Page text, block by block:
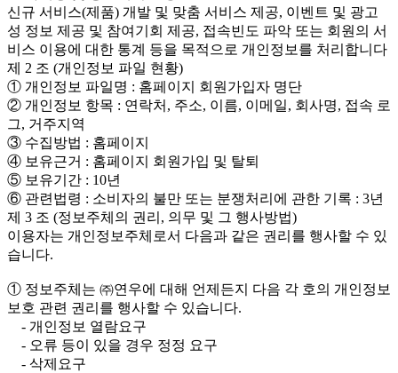
신규 서비스(제품) 개발 및 맞춤 서비스 제공, 이벤트 및 광고
성 정보 제공 및 참여기회 제공, 접속빈도 파악 또는 회원의 서
비스 이용에 대한 통계 등을 목적으로 개인정보를 처리합니다
제 2 조 (개인정보 파일 현황)
① 개인정보 파일명 : 홈페이지 회원가입자 명단
② 개인정보 항목 : 연락처, 주소, 이름, 이메일, 회사명, 접속 로
그, 거주지역
③ 수집방법 : 홈페이지
④ 보유근거 : 홈페이지 회원가입 및 탈퇴
⑤ 보유기간 : 10년
⑥ 관련법령 : 소비자의 불만 또는 분쟁처리에 관한 기록 : 3년
제 3 조 (정보주체의 권리, 의무 및 그 행사방법)
이용자는 개인정보주체로서 다음과 같은 권리를 행사할 수 있
습니다.
① 정보주체는 ㈜연우에 대해 언제든지 다음 각 호의 개인정보
보호 관련 권리를 행사할 수 있습니다.
- 개인정보 열람요구
- 오류 등이 있을 경우 정정 요구
- 삭제요구